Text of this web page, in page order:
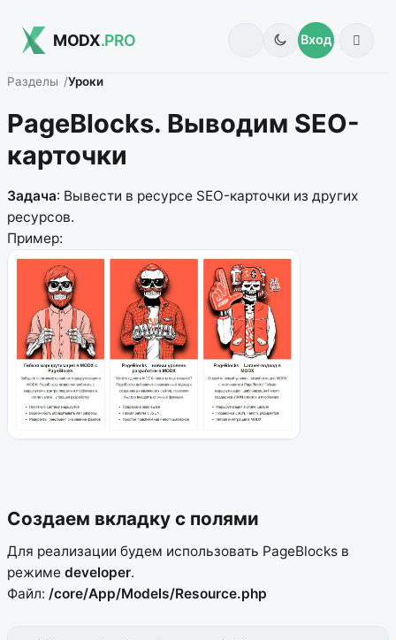
MODX.PRO Вход
Разделы Уроки
PageBlocks. Выводим SEO-
карточки
Задача: Вывести в ресурсе SEO-карточки из других
ресурсов.
Пример:
Создаем вкладку с полями
Для реализации будем использовать PageBlocks в
режиме developer.
Файл: /core/App/Models/Resource.php